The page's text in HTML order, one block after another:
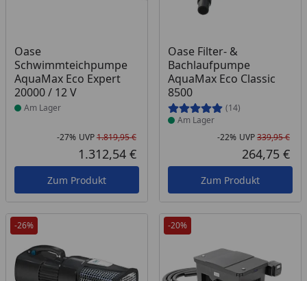
Oase
Schwimmteichpumpe
AquaMax Eco Expert
20000 / 12 V
Produkt am Lager
Am Lager
Rabatt in Prozent
-27%
Ursprünglicher Preis
UVP1.819,95 €
Aktueller Preis
1.312,54 €
Zum Produkt
Oase Filter- &
Bachlaufpumpe
AquaMax Eco Classic
8500
(14)
Produkt am Lager
Am Lager
-22% UVP339,95 €
264,75 €
Zum Produkt
-26% -20%